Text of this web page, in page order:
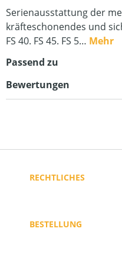
Serienausstattung der
kräfteschonendes und
FS 40. FS 45. FS 5… Mehr
Passend zu
Bewertungen
RECHTLICHES
BESTELLUNG